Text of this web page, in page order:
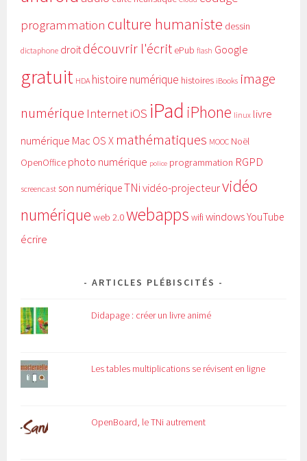
programmation culture humaniste dessin
dictaphone droitdécouvrir l'écrit ePub flash Google
gratuit HDA histoire numérique histoires iBooks image
numérique InternetiOS iPad iPhone linux livre
numérique Mac OS X mathématiques MOOC Noël
OpenOffice photo numérique police programmation RGPD
screencast son numériqueTNi vidéo-projecteurvidéo
numérique web 2.0webapps wifi windowsYouTube
écrire
ARTICLES PLÉBISCITÉS
Didapage : créer un livre animé
Les tables multiplications se révisent en ligne
OpenBoard, le TNi autrement